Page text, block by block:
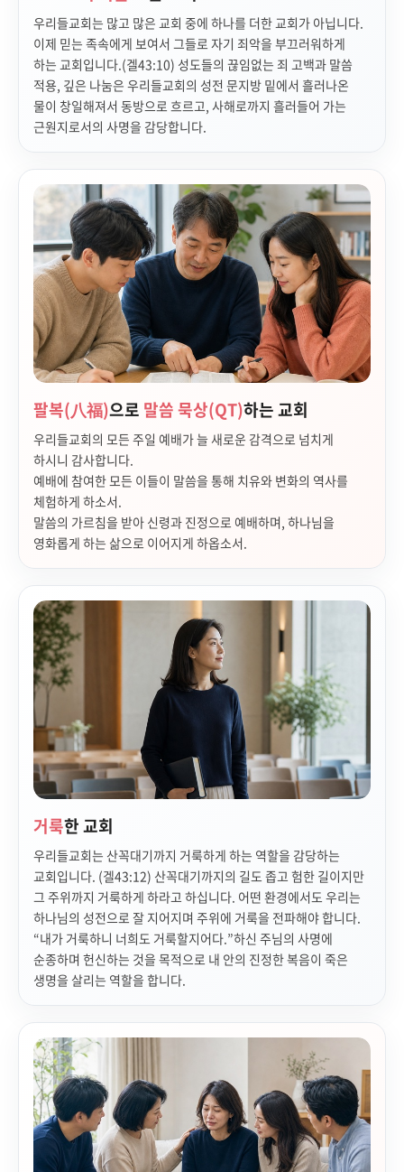
우리들교회는 많고 많은 교회 중에 하나를 더한 교회가 아닙니다.
이제 믿는 족속에게 보여서 그들로 자기 죄악을 부끄러워하게
하는 교회입니다.(겔43:10) 성도들의 끊임없는 죄 고백과 말씀
적용, 깊은 나눔은 우리들교회의 성전 문지방 밑에서 흘러나온
물이 창일해져서 동방으로 흐르고, 사해로까지 흘러들어 가는
근원지로서의 사명을 감당합니다.
팔복(八福)으로 말씀 묵상(QT)하는 교회
우리들교회의 모든 주일 예배가 늘 새로운 감격으로 넘치게
하시니 감사합니다.
예배에 참여한 모든 이들이 말씀을 통해 치유와 변화의 역사를
체험하게 하소서.
말씀의 가르침을 받아 신령과 진정으로 예배하며, 하나님을
영화롭게 하는 삶으로 이어지게 하옵소서.
거룩한 교회
우리들교회는 산꼭대기까지 거룩하게 하는 역할을 감당하는
교회입니다. (겔43:12) 산꼭대기까지의 길도 좁고 험한 길이지만
그 주위까지 거룩하게 하라고 하십니다. 어떤 환경에서도 우리는
하나님의 성전으로 잘 지어지며 주위에 거룩을 전파해야 합니다.
“내가 거룩하니 너희도 거룩할지어다.”하신 주님의 사명에
순종하며 헌신하는 것을 목적으로 내 안의 진정한 복음이 죽은
생명을 살리는 역할을 합니다.